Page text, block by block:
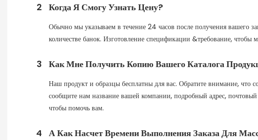
2 Когда Я Смогу Узнать Цену?
Обычно мы указываем в течение 24 часов после получения вашего
количестве банок. Изготовление спецификации &требование,
3 Как Мне Получить Копию Вашего Каталога
Наш продукт и образцы бесплатны для вас. Обратите внимание, что
сообщите нам название вашей компании, подробный адрес,
чтобы помочь вам.
4 А Как Насчет Времени Выполнения Заказа Для